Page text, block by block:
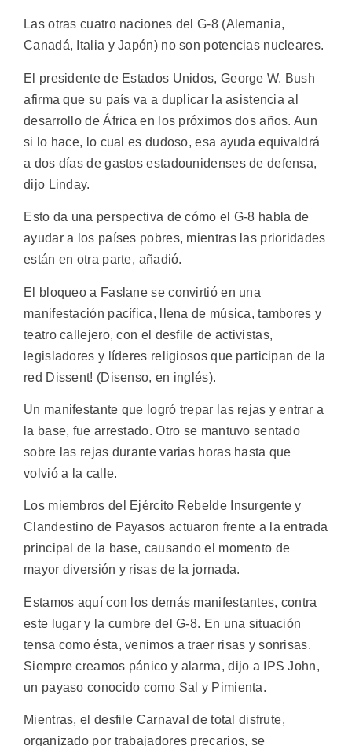
Las otras cuatro naciones del G-8 (Alemania,
Canadá, Italia y Japón) no son potencias nucleares.
El presidente de Estados Unidos, George W. Bush
afirma que su país va a duplicar la asistencia al
desarrollo de África en los próximos dos años. Aun
si lo hace, lo cual es dudoso, esa ayuda equivaldrá
a dos días de gastos estadounidenses de defensa,
dijo Linday.
Esto da una perspectiva de cómo el G-8 habla de
ayudar a los países pobres, mientras las prioridades
están en otra parte, añadió.
El bloqueo a Faslane se convirtió en una
manifestación pacífica, llena de música, tambores y
teatro callejero, con el desfile de activistas,
legisladores y líderes religiosos que participan de la
red Dissent! (Disenso, en inglés).
Un manifestante que logró trepar las rejas y entrar a
la base, fue arrestado. Otro se mantuvo sentado
sobre las rejas durante varias horas hasta que
volvió a la calle.
Los miembros del Ejército Rebelde Insurgente y
Clandestino de Payasos actuaron frente a la entrada
principal de la base, causando el momento de
mayor diversión y risas de la jornada.
Estamos aquí con los demás manifestantes, contra
este lugar y la cumbre del G-8. En una situación
tensa como ésta, venimos a traer risas y sonrisas.
Siempre creamos pánico y alarma, dijo a IPS John,
un payaso conocido como Sal y Pimienta.
Mientras, el desfile Carnaval de total disfrute,
organizado por trabajadores precarios, se